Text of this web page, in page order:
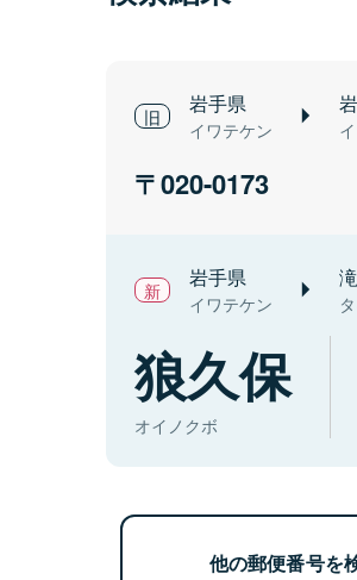
岩手県
イワテケン
020-0173
岩手県
イワテケン
狼久保
オイノクボ
他の郵便番号を